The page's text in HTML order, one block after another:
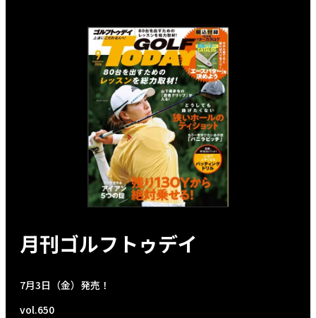
月刊ゴルフトゥデイ
7月3日（金）発売！
vol.650